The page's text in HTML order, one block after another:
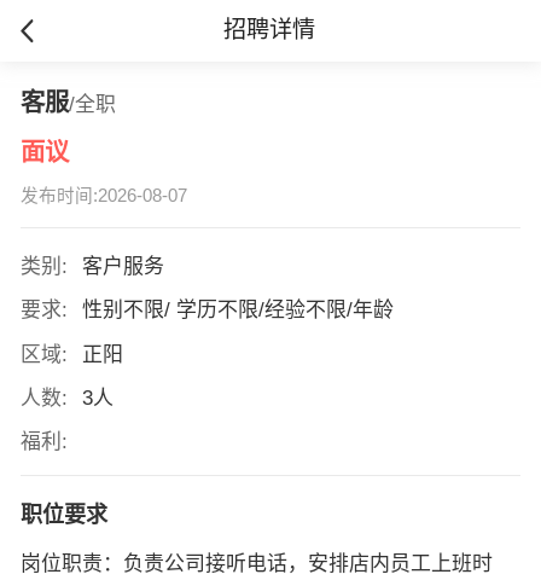
招聘详情
客服/全职
面议
发布时间:2026-08-07
类别:
客户服务
要求:
性别不限/ 学历不限/经验不限/年龄
区域:
正阳
人数:
3人
福利:
职位要求
岗位职责：负责公司接听电话，安排店内员工上班时